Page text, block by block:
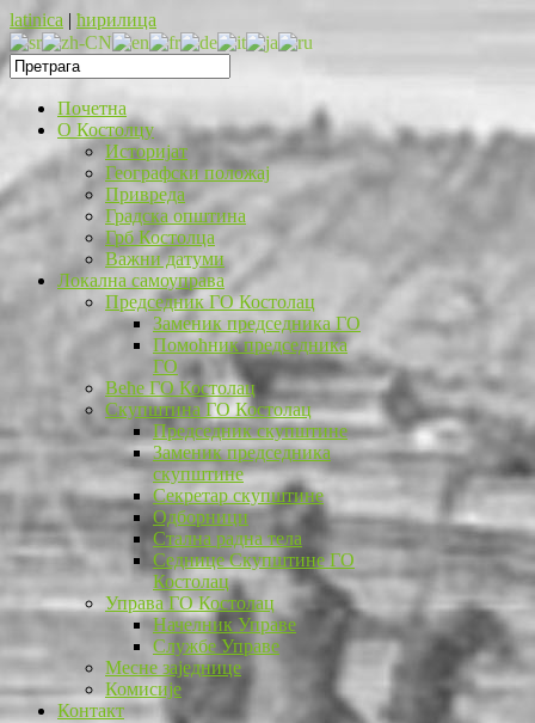
latinica | ћирилица
Почетна
O Костолцу
Историјат
Географски положај
Привреда
Градска општина
Грб Костолца
Важни датуми
Локална самоуправа
Председник ГО Костолац
Заменик председника ГО
Помоћник председника
ГО
Веће ГО Костолац
Скупштина ГО Костолац
Председник скупштине
Заменик председника
скупштине
Секретар скупштине
Одборници
Стална радна тела
Седнице Скупштине ГО
Костолац
Управа ГО Костолац
Начелник Управе
Службе Управе
Месне заједнице
Комисије
Контакт